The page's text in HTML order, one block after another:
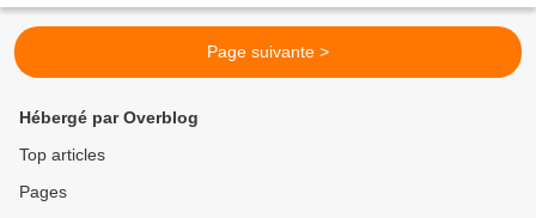
Page suivante >
Hébergé par Overblog
Top articles
Pages